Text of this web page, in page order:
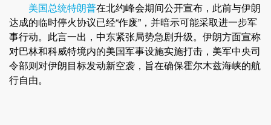
美国总统特朗普在北约峰会期间公开宣布，此前与伊朗
达成的临时停火协议已经“作废”，并暗示可能采取进一步军
事行动。此言一出，中东紧张局势急剧升级。伊朗方面宣称
对巴林和科威特境内的美国军事设施实施打击，美军中央司
令部则对伊朗目标发动新空袭，旨在确保霍尔木兹海峡的航
行自由。